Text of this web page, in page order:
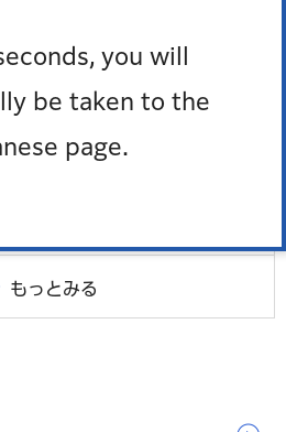
you will
be taken to the
page.
プール）
もっとみる